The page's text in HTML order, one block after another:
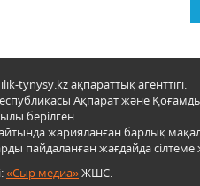
tynysy.kz ақпараттық агенттігі.
Ақпарат және
берілген.
жарияланған барлық
пайдаланған жағдайда сілтеме
«Сыр медиа»ЖШС.